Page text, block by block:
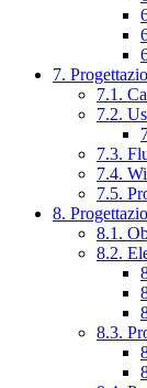
7.
7.1.
7.2.
7.3.
7.4.
7.5.
8.
8.1.
8.2.
8.3.